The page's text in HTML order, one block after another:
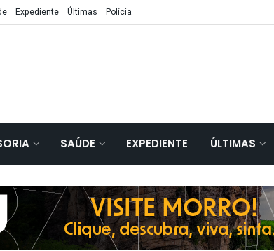
Expediente Últimas Polícia
SAÚDE EXPEDIENTE ÚLTIMAS